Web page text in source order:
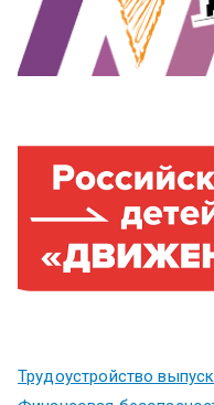
Трудоустройство